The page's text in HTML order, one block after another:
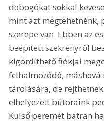
dobogókat sokkal
mint azt megtehetnénk,
szerepe van. Ebben az
beépített szekrényről
kigördíthető fiókjai
felhalmozódó,
tárolására, de
elhelyezett bútoraink
Külső peremét bátran